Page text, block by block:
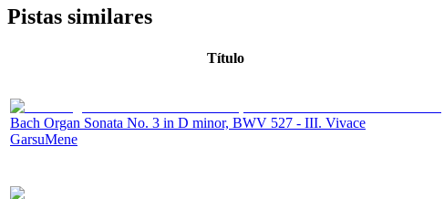
Pistas similares
Título
Bach Organ Sonata No. 3 in D minor, BWV 527 - III. Vivace
GarsuMene